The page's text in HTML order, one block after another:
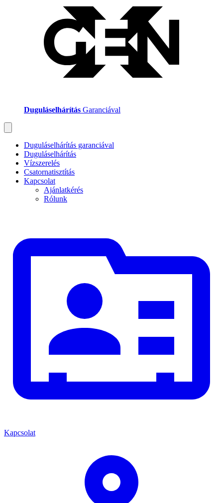
Duguláselhárítás Garanciával
Duguláselhárítás garanciával
Duguláselhárítás
Vízszerelés
Csatornatisztítás
Kapcsolat
Ajánlatkérés
Rólunk
Kapcsolat